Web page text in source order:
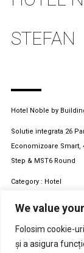
We value
Folosim cookie-
și a asigura
STEFAN
Hotel Noble by
Solutie integrata 26
Economizoare Smart,
Step & MST6 Round
Category : Hotel
Location : Romania,
View Project